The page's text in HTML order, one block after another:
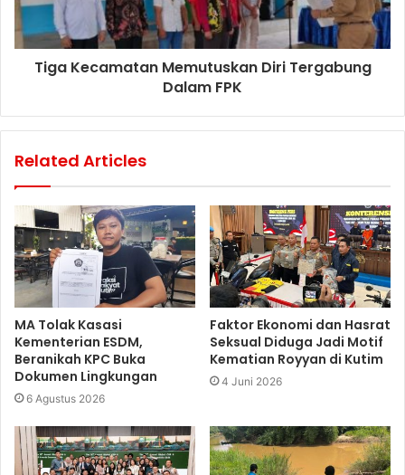
Tiga Kecamatan Memutuskan Diri Tergabung
Dalam FPK
Related Articles
MA Tolak Kasasi
Kementerian ESDM,
Beranikah KPC Buka
Dokumen Lingkungan
6 Agustus 2026
Faktor Ekonomi dan Hasrat
Seksual Diduga Jadi Motif
Kematian Royyan di Kutim
4 Juni 2026